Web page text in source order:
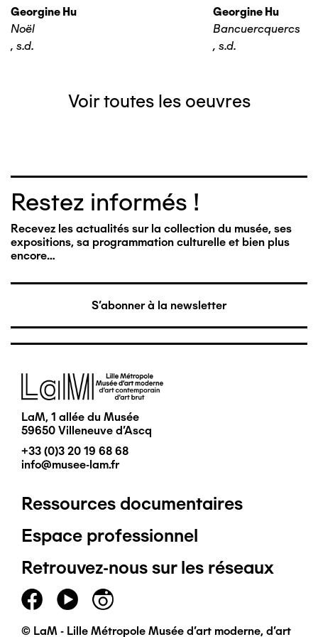
Georgine Hu
Noël
, s.d.
Georgine Hu
Bancuercquercs
, s.d.
Voir toutes les oeuvres
Restez informés !
Recevez les actualités sur la collection du musée, ses
expositions, sa programmation culturelle et bien plus
encore…
S'abonner à la newsletter
Image
LaM, 1 allée du Musée
59650 Villeneuve d'Ascq
+33 (0)3 20 19 68 68
info@musee-lam.fr
Pied
de
page
principal
Ressources documentaires
Espace professionnel
Retrouvez-nous sur les réseaux
© LaM - Lille Métropole Musée d'art moderne, d'art